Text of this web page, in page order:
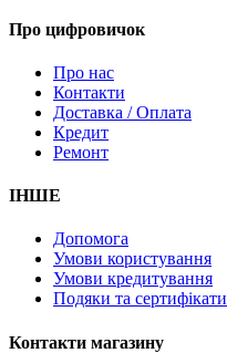
Про цифровичок
Про нас
Контакти
Доставка / Оплата
Кредит
Ремонт
ІНШЕ
Допомога
Умови користування
Умови кредитування
Подяки та сертифікати
Контакти магазину